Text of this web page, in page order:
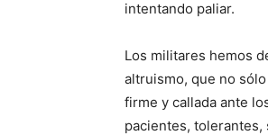
intentando paliar.
Los militares hemos
altruismo, que no
firme y callada ante
pacientes,